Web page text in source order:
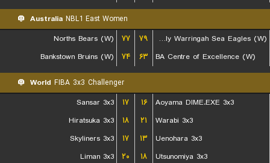
Australia NBL1 East Women
Norths Bears (W)
۷۷ ۷۹
Manly Warringah Sea Eagles (W)
Bankstown Bruins (W)
۷۴ ۶۳ BA Centre of Excellence (W)
World FIBA 3x3 Challenger
Sansar 3x3
۱۷ ۱۶
Aoyama DIME.EXE 3x3
Hiratsuka 3x3
۱۸ ۲۱
Warabi 3x3
Skyliners 3x3
۱۷ ۱۳
Uenohara 3x3
Liman 3x3
۲۰ ۱۸
Utsunomiya 3x3